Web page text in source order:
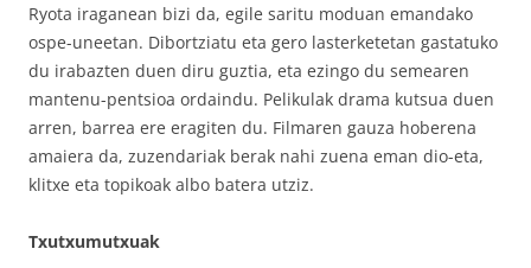
Ryota iraganean bizi da, egile saritu moduan emandako
ospe-uneetan. Dibortziatu eta gero lasterketetan gastatuko
du irabazten duen diru guztia, eta ezingo du semearen
mantenu-pentsioa ordaindu. Pelikulak drama kutsua duen
arren, barrea ere eragiten du. Filmaren gauza hoberena
amaiera da, zuzendariak berak nahi zuena eman dio-eta,
klitxe eta topikoak albo batera utziz.
Txutxumutxuak